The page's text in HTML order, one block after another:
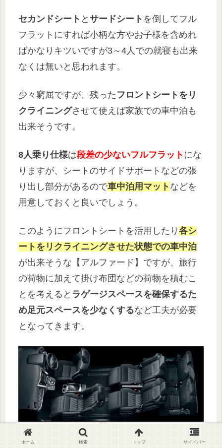
セカンドシート と サードシート を倒してフル
フラットにすれば小柄な方やお子様を含めれ
ばかなりキツいですが3～4人での就寝も出来
なくは無いと思われます。
少々窮屈ですが、残った フロントシートをリ
クライニングさせて使えば家族での車中泊も
出来そうです。
8人乗り仕様は段差の少ないフルフラット にな
りますが、シートのサイドサポートなどの張
り出し部分があるので車中泊用マット などを
用意しておくと良いでしょう。
このようにフロントシートを活用したり 各シ
ートをリクライニングさせた状態での車中泊
が出来そうな【アルファード】ですが、旅行
の荷物に加えて掛け布団などの荷物を積むこ
とを考えると ラゲージスペースを確保するた
め足元スペースを少なくするなど工夫が必要
となってきます。
引用:https://toyota.jp/alphard/
ホーム 検索 トップ サイドバー